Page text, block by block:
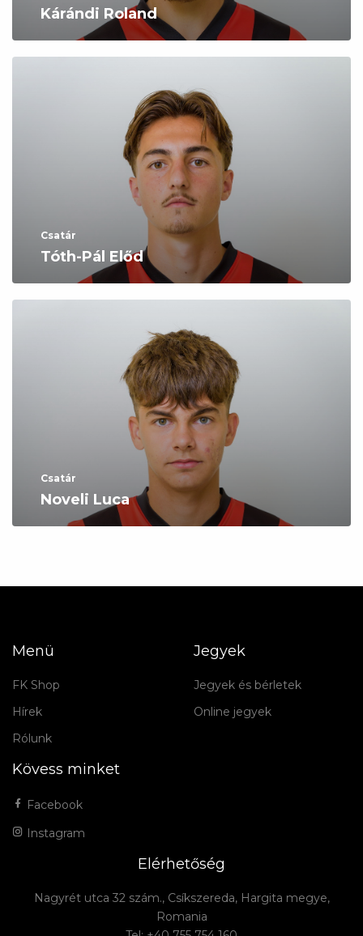
Kárándi Roland
Csatár
Tóth-Pál Előd
Csatár
Noveli Luca
Menü
FK Shop
Hírek
Rólunk
Jegyek
Jegyek és bérletek
Online jegyek
Kövess minket
Facebook
Instagram
Elérhetőség
Nagyrét utca 32 szám., Csíkszereda, Hargita megye,
Romania